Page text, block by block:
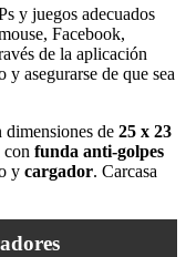
y juegos adecuados
Facebook,
de la aplicación
asegurarse de que sea
dimensiones de 25 x 23
con funda anti-golpes
y cargador. Carcasa